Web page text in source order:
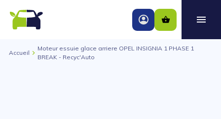
Accueil
Moteur essuie glace arriere OPEL INSIGNIA 1 PHASE 1
BREAK - Recyc'Auto